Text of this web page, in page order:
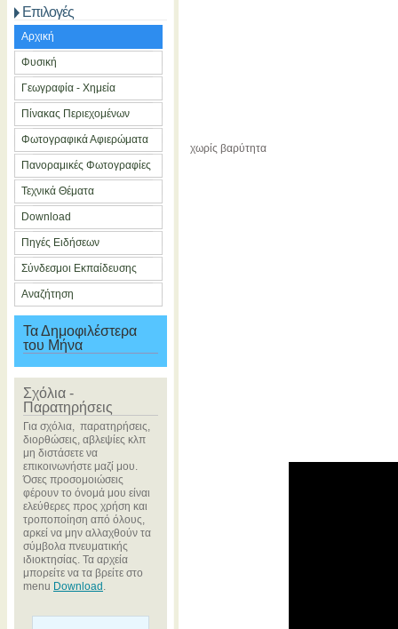
Επιλογές
Αρχική
Φυσική
Γεωγραφία - Χημεία
Πίνακας Περιεχομένων
Φωτογραφικά Αφιερώματα
Πανοραμικές Φωτογραφίες
Τεχνικά Θέματα
Download
Πηγές Ειδήσεων
Σύνδεσμοι Εκπαίδευσης
Αναζήτηση
Τα Δημοφιλέστερα
του Μήνα
Σχόλια -
Παρατηρήσεις
Για σχόλια, παρατηρήσεις,
διορθώσεις, αβλεψίες κλπ
μη διστάσετε να
επικοινωνήστε μαζί μου.
Όσες προσομοιώσεις
φέρουν το όνομά μου είναι
ελεύθερες προς χρήση και
τροποποίηση από όλους,
αρκεί να μην αλλαχθούν τα
σύμβολα πνευματικής
ιδιοκτησίας. Τα αρχεία
μπορείτε να τα βρείτε στο
menu Download .
χωρίς βαρύτητα